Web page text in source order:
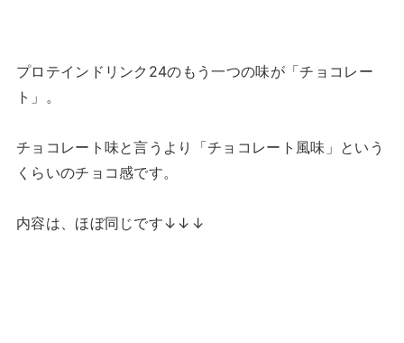
プロテインドリンク24のもう一つの味が「チョコレー
ト」。
チョコレート味と言うより「チョコレート風味」という
くらいのチョコ感です。
内容は、ほぼ同じです↓↓↓